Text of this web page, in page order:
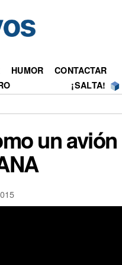
HUMOR
CONTACTAR
¡SALTA!
un avión